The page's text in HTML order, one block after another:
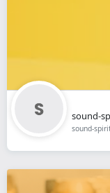
sound-
sound-